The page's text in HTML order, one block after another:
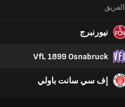
الفريق
نيورنبرج
VfL 1899 Osnabruck
إف سي سانت باولي